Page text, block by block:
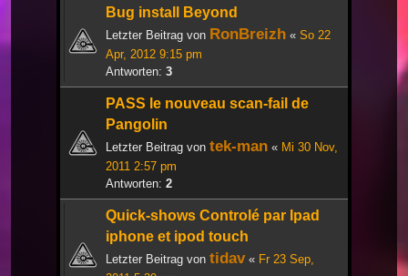
Bug install Beyond
Letzter Beitrag von RonBreizh « So 22
Apr, 2012 9:15 pm
Antworten: 3
PASS le nouveau scan-fail de
Pangolin
Letzter Beitrag von tek-man « Mi 30 Nov,
2011 2:57 pm
Antworten: 2
Quick-shows Controlé par Ipad
iphone et ipod touch
Letzter Beitrag von tidav« Fr 23 Sep,